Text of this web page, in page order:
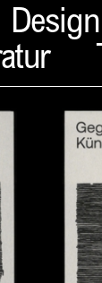
Design